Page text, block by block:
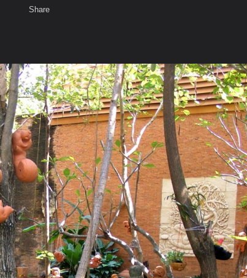
ถ้ำวัวแดง
ก
เสียงธรรม สมาชิก ห้องสนทนา
Share